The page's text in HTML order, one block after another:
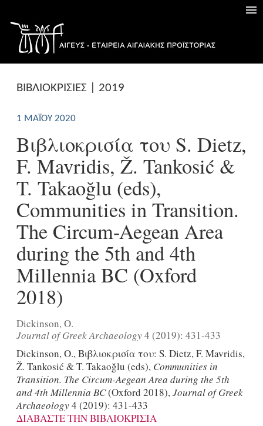
ΒΙΒΛΙΟΚΡΙΣΙΕΣ | 2019
1 ΜΑΪ́ΟΥ 2020
Βιβλιοκρισία του S. Dietz,
F. Mavridis, Ž. Tankosić &
T. Takaoğlu (eds),
Communities in Transition.
The Circum-Aegean Area
during the 5th and 4th
Millennia BC (Oxford
2018)
Dickinson, O.
Journal of Greek Archaeology4 (2019): 431-433
Dickinson, O., Βιβλιοκρισία του: S. Dietz, F. Mavridis,
Ž. Tankosić & T. Takaoğlu (eds), Communities in
Transition. The Circum-Aegean Area during the 5th
and 4th Millennia BC(Oxford 2018),Journal of Greek
Archaeology4 (2019): 431-433
ΔΙΑΒΑΣΤΕ ΤΗΝ ΒΙΒΛΙΟΚΡΙΣΙΑ